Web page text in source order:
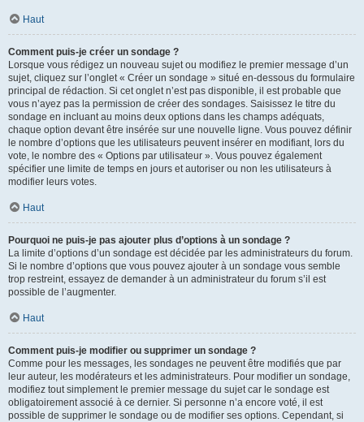
Haut
Comment puis-je créer un sondage ?
Lorsque vous rédigez un nouveau sujet ou modifiez le premier message d’un
sujet, cliquez sur l’onglet « Créer un sondage » situé en-dessous du formulaire
principal de rédaction. Si cet onglet n’est pas disponible, il est probable que
vous n’ayez pas la permission de créer des sondages. Saisissez le titre du
sondage en incluant au moins deux options dans les champs adéquats,
chaque option devant être insérée sur une nouvelle ligne. Vous pouvez définir
le nombre d’options que les utilisateurs peuvent insérer en modifiant, lors du
vote, le nombre des « Options par utilisateur ». Vous pouvez également
spécifier une limite de temps en jours et autoriser ou non les utilisateurs à
modifier leurs votes.
Haut
Pourquoi ne puis-je pas ajouter plus d’options à un sondage ?
La limite d’options d’un sondage est décidée par les administrateurs du forum.
Si le nombre d’options que vous pouvez ajouter à un sondage vous semble
trop restreint, essayez de demander à un administrateur du forum s’il est
possible de l’augmenter.
Haut
Comment puis-je modifier ou supprimer un sondage ?
Comme pour les messages, les sondages ne peuvent être modifiés que par
leur auteur, les modérateurs et les administrateurs. Pour modifier un sondage,
modifiez tout simplement le premier message du sujet car le sondage est
obligatoirement associé à ce dernier. Si personne n’a encore voté, il est
possible de supprimer le sondage ou de modifier ses options. Cependant, si